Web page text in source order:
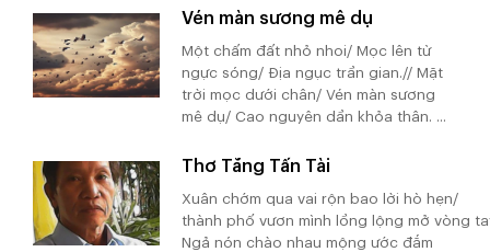
Vén màn sương mê dụ
Một chấm đất nhỏ nhoi/ Mọc lên từ
ngực sóng/ Địa ngục trần gian.// Mặt
trời mọc dưới chân/ Vén màn sương
mê dụ/ Cao nguyên dần khỏa thân. ...
Thơ Tăng Tấn Tài
Xuân chớm qua vai rộn bao lời hò hẹn/
thành phố vươn mình lồng lộng mở vòng
Ngả nón chào nhau mộng ước đắm